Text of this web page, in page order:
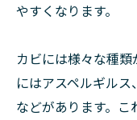
やすくなります。
カビには様々な種
にはアスペルギル
などがあります。